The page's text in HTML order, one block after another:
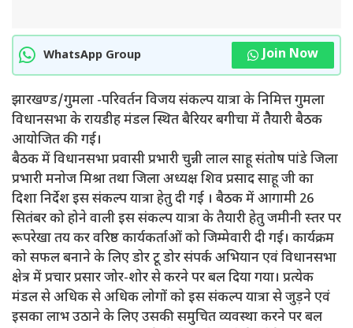
WhatsApp Group Join Now
झारखण्ड/गुमला -परिवर्तन विजय संकल्प यात्रा के निमित्त गुमला
विधानसभा के रायडीह मंडल स्थित बैरियर बगीचा में तैैयारी बैठक
आयोजित की गई।
बैठक में विधानसभा प्रवासी प्रभारी चुन्नी लाल साहू संतोष पांडे जिला
प्रभारी मनोज मिश्रा तथा जिला अध्यक्ष शिव प्रसाद साहू जी का
दिशा निर्देश इस संकल्प यात्रा हेतु दी गई । बैठक में आगामी 26
सितंबर को होने वाली इस संकल्प यात्रा के तैयारी हेतु जमीनी स्तर पर
रूपरेखा तय कर वरिष्ठ कार्यकर्ताओं को जिम्मेवारी दी गई। कार्यक्रम
को सफल बनाने के लिए डोर टू डोर संपर्क अभियान एवं विधानसभा
क्षेत्र में प्रचार प्रसार जोर-शोर से करने पर बल दिया गया। प्रत्येक
मंडल से अधिक से अधिक लोगों को इस संकल्प यात्रा से जुड़ने एवं
इसका लाभ उठाने के लिए उसकी समुचित व्यवस्था करने पर बल